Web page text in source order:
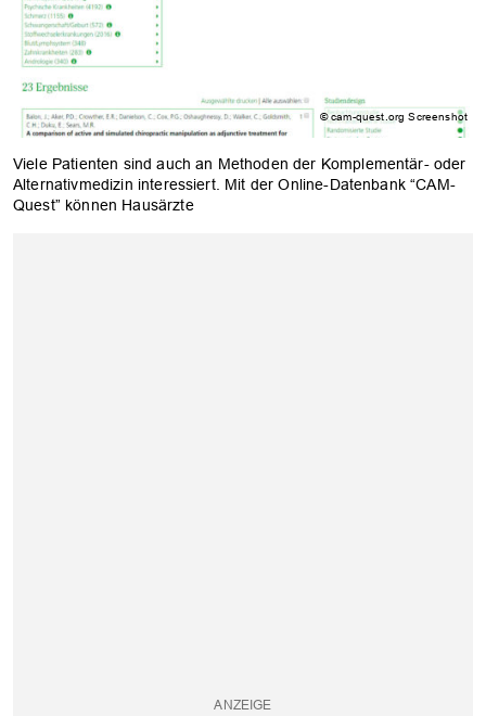
© cam-quest.org Screenshot
Viele Patienten sind auch an Methoden der Komplementär- oder
Alternativmedizin interessiert. Mit der Online-Datenbank “CAM-
Quest” können Hausärzte